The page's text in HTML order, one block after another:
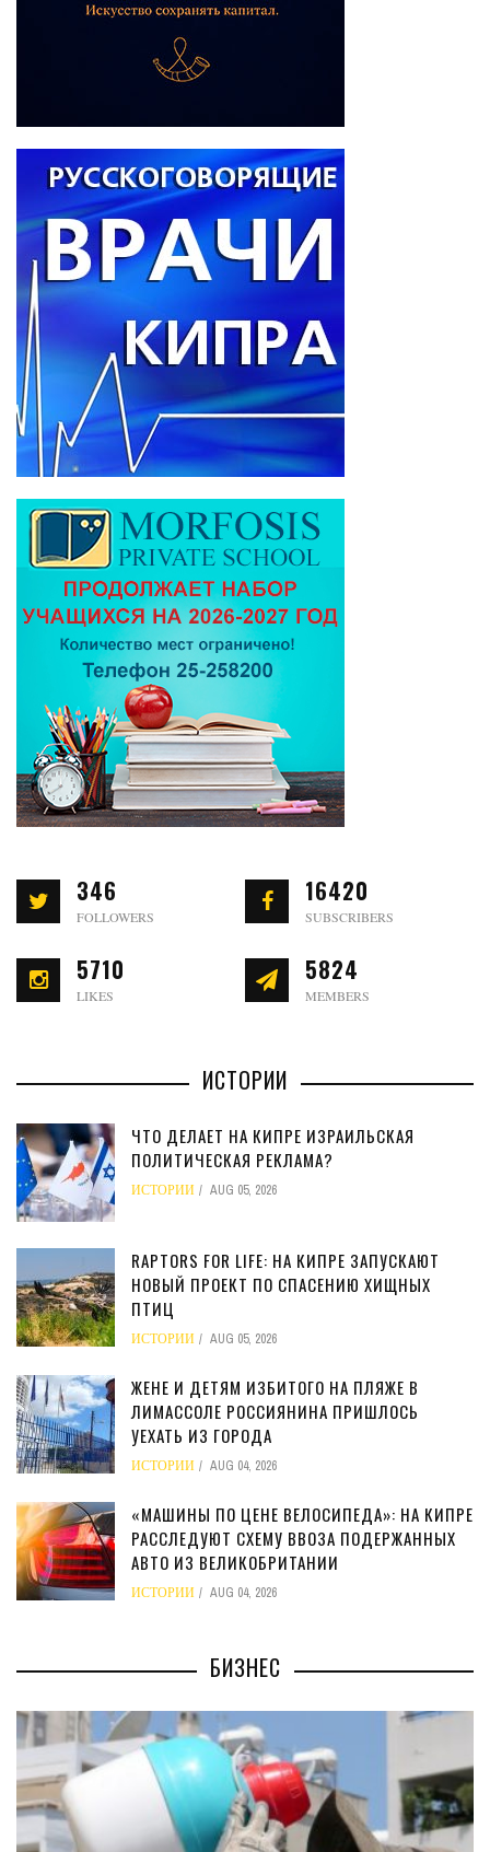
346
FOLLOWERS
16420
SUBSCRIBERS
5710
LIKES
5824
MEMBERS
ИСТОРИИ
ЧТО ДЕЛАЕТ НА КИПРЕ ИЗРАИЛЬСКАЯ
ПОЛИТИЧЕСКАЯ РЕКЛАМА?
ИСТОРИИ AUG 05, 2026
RAPTORS FOR LIFE: НА КИПРЕ ЗАПУСКАЮТ
НОВЫЙ ПРОЕКТ ПО СПАСЕНИЮ ХИЩНЫХ
ПТИЦ
ИСТОРИИ AUG 05, 2026
ЖЕНЕ И ДЕТЯМ ИЗБИТОГО НА ПЛЯЖЕ В
ЛИМАССОЛЕ РОССИЯНИНА ПРИШЛОСЬ
УЕХАТЬ ИЗ ГОРОДА
ИСТОРИИ AUG 04, 2026
«МАШИНЫ ПО ЦЕНЕ ВЕЛОСИПЕДА»: НА КИПРЕ
РАССЛЕДУЮТ СХЕМУ ВВОЗА ПОДЕРЖАННЫХ
АВТО ИЗ ВЕЛИКОБРИТАНИИ
ИСТОРИИ AUG 04, 2026
БИЗНЕС